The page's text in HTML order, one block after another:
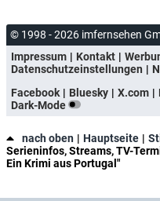
© 1998 - 2026 imfernsehen
Impressum
Kontakt
Datenschutzeinstellungen
Facebook
Bluesky X.com
Dark-Mode
nach oben Hauptseite
Serieninfos, Streams, TV-
Ein Krimi aus Portugal"